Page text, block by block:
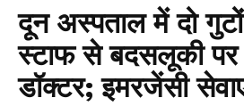
दून अस्पताल में दो
स्टाफ से बदसलूकी
डॉक्टर; इमरजेंसी